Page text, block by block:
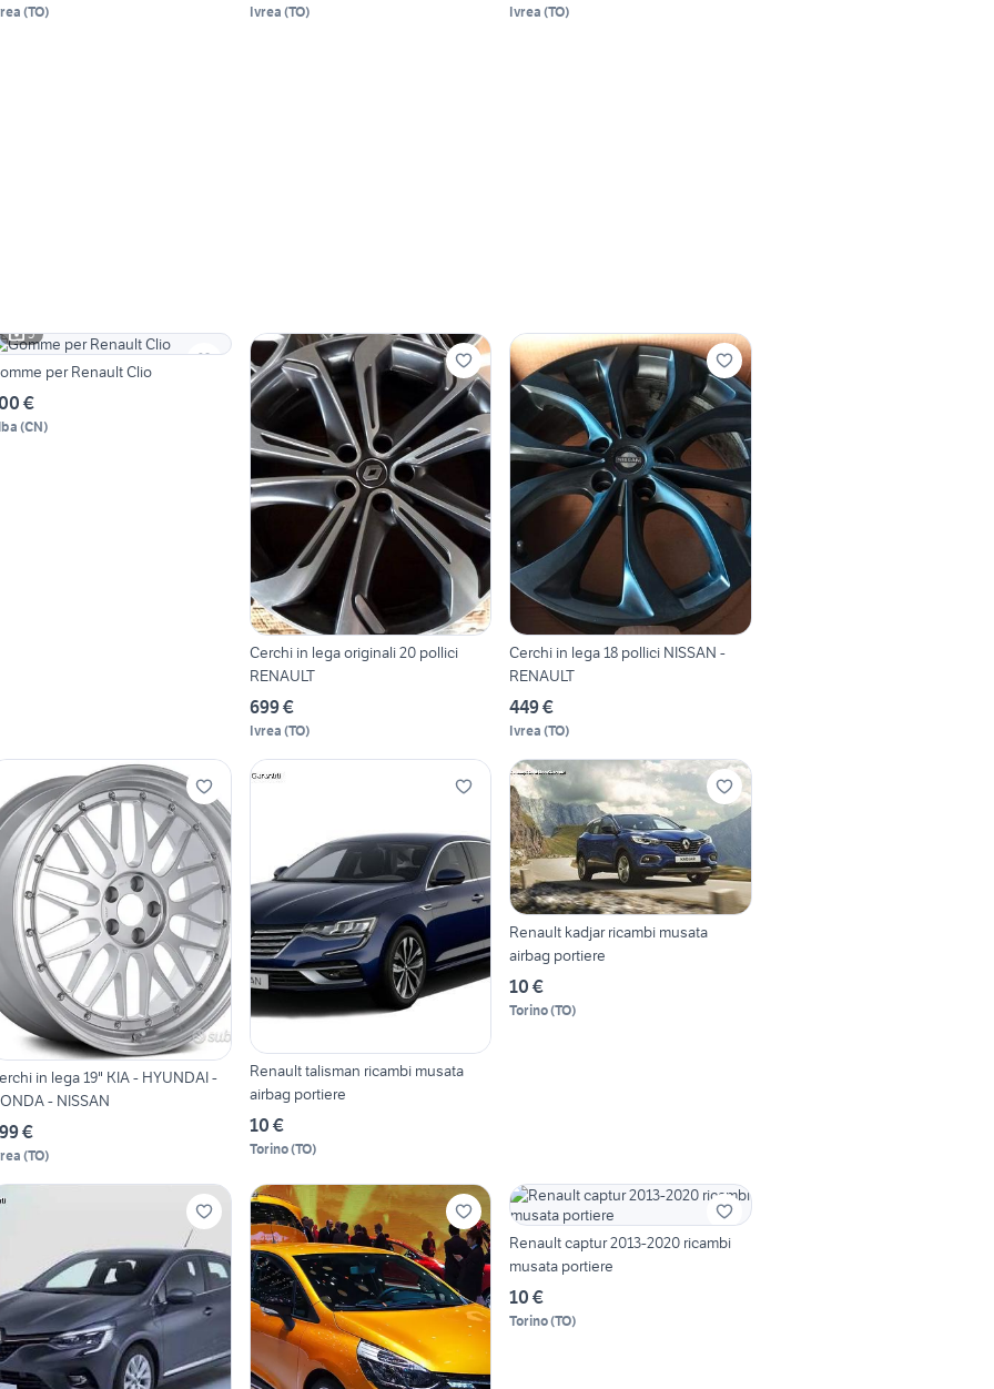
(TO) Ivrea (TO) Ivrea (TO)
5
per Renault Clio
€
(CN)
Cerchi in lega originali 20 pollici
RENAULT
699 €
Ivrea (TO)
Cerchi in lega 18 pollici NISSAN -
RENAULT
449 €
Ivrea (TO)
in lega 19" KIA - HYUNDAI -
- NISSAN
€
(TO)
Renault talisman ricambi musata
airbag portiere
10 €
Torino(TO)
Renault kadjar ricambi musata
airbag portiere
10 €
Torino(TO)
Renault captur 2013-2020 ricambi
musata portiere
10 €
Torino(TO)